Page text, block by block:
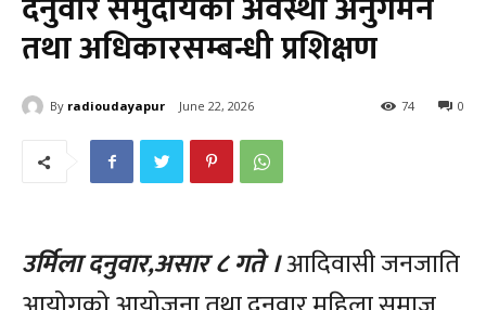
तथा अधिकारसम्बन्धी प्रशिक्षण
By radioudayapur June 22, 2026 0
74
उर्मिला दनुवार,असार ८ गते ।आदिवासी जनजाति